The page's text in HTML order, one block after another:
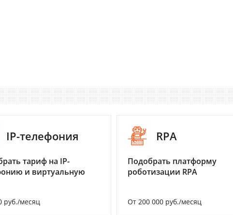
IP-телефония
тариф на IP-
и виртуальную
руб./месяц
RPA
Подобрать платформу
роботизации RPA
От 200 000 руб./месяц